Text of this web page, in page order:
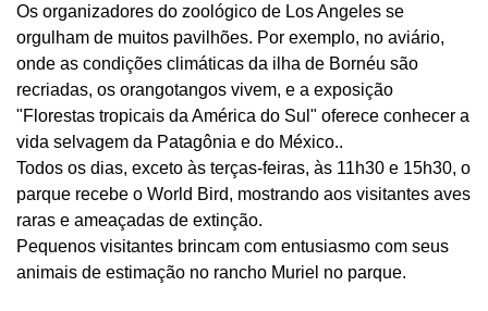
Os organizadores do zoológico de Los Angeles se
orgulham de muitos pavilhões. Por exemplo, no aviário,
onde as condições climáticas da ilha de Bornéu são
recriadas, os orangotangos vivem, e a exposição
"Florestas tropicais da América do Sul" oferece conhecer a
vida selvagem da Patagônia e do México..
Todos os dias, exceto às terças-feiras, às 11h30 e 15h30, o
parque recebe o World Bird, mostrando aos visitantes aves
raras e ameaçadas de extinção.
Pequenos visitantes brincam com entusiasmo com seus
animais de estimação no rancho Muriel no parque.